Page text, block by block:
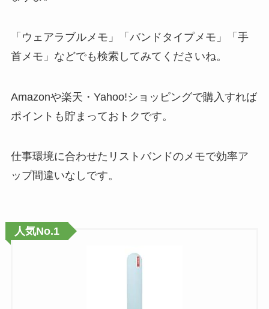
「ウェアラブルメモ」「バンドタイプメモ」「手
首メモ」などでも検索してみてくださいね。
Amazonや楽天・Yahoo!ショッピングで購入すれば
ポイントも貯まっておトクです。
仕事環境に合わせたリストバンドのメモで効率ア
ップ間違いなしです。
人気No.1